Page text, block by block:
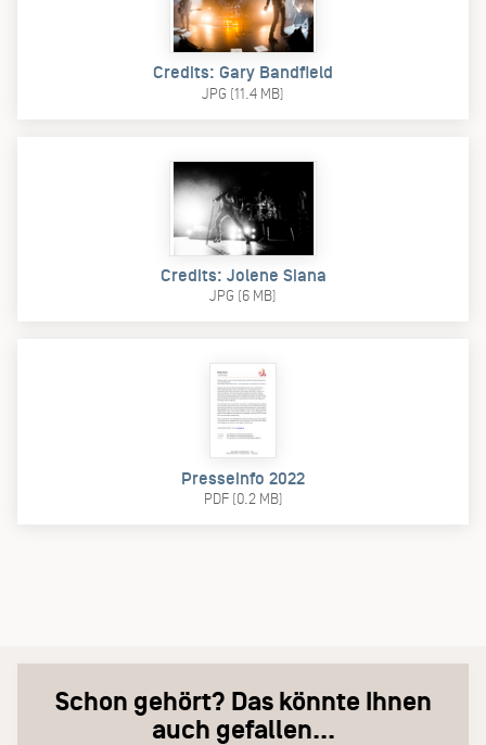
Credits: Gary Bandfield
JPG (11.4 MB)
Credits: Jolene Siana
JPG (6 MB)
Presseinfo 2022
PDF (0.2 MB)
Schon gehört? Das könnte Ihnen
auch gefallen...